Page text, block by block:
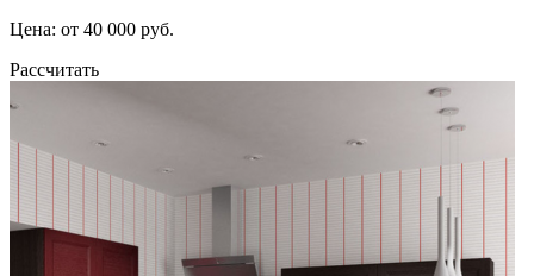
Цена: от 40 000 руб.
Рассчитать